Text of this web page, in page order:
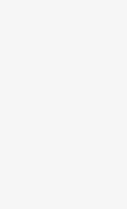
dụng Mi
chỉnh lối sống.